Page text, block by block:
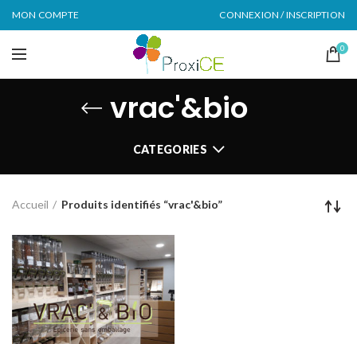
MON COMPTE CONNEXION / INSCRIPTION
0
vrac'&bio
CATEGORIES
Accueil Produits identifiés “vrac'&bio”